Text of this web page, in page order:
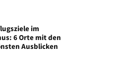
im
6 Orte mit den
Ausblicken